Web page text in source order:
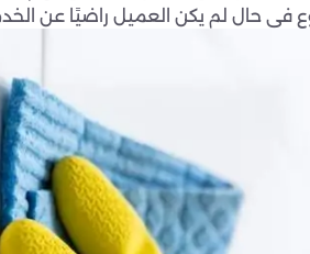
في حال لم يكن العميل راضيًا عن